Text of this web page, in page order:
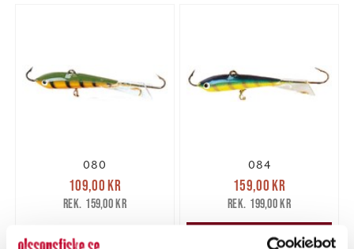
080
Nuvarande pris
109,00 krTidigare pris
159,00 kr
109,00 kr
159,00 kr
Tillfälligt slut
084
Nuvarande pris
159,00 krTidigare pris
199,00 kr
159,00 kr
199,00 kr
LÄGG I VARUKORGEN